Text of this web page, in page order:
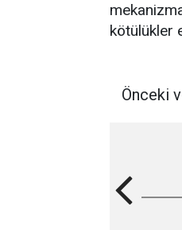
kötülükler
Önceki